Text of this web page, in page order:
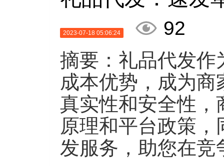
2023-07-18 05:06:24  92
摘要：礼品代发作
成本优势，成为
真实性和安全性，
原理和平台政策
发服务，助您在